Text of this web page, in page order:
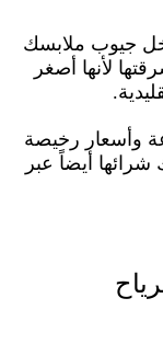
جيوب ملابسك
لأنها أصغر
وأسعار رخيصة
أيضاً عبر